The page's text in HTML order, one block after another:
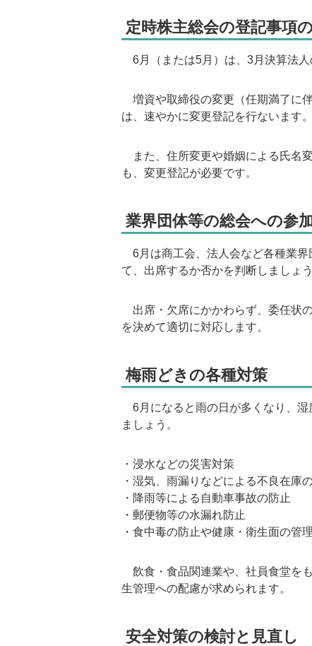
定時株主総会の登記事項
6月（または5月）は、3月決算法人
増資や取締役の変更（任期満了に
は、速やかに変更登記を行ないます。
また、住所変更や婚姻による氏名
も、変更登記が必要です。
業界団体等の総会への参
6月は商工会、法人会など各種業界
て、出席するか否かを判断しましょう
出席・欠席にかかわらず、委任状
を決めて適切に対応します。
梅雨どきの各種対策
6月になると雨の日が多くなり、湿
ましょう。
・浸水などの災害対策
・湿気、雨漏りなどによる不良在庫
・降雨等による自動車事故の防止
・郵便物等の水漏れ防止
・食中毒の防止や健康・衛生面の管
飲食・食品関連業や、社員食堂を
生管理への配慮が求められます。
安全対策の検討と見直し